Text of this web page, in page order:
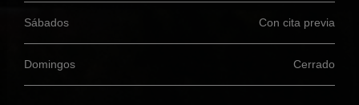
Sábados Con cita previa
Domingos Cerrado